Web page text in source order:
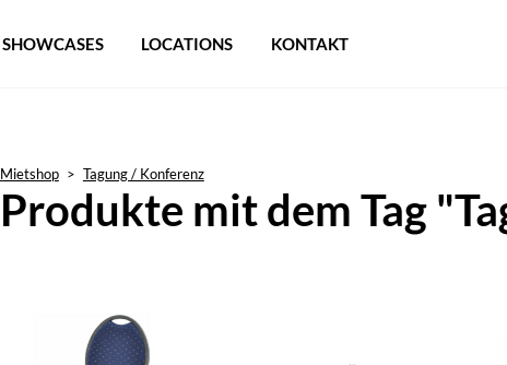
SHOWCASES LOCATIONS KONTAKT
Mietshop > Tagung / Konferenz
Produkte mit dem Tag